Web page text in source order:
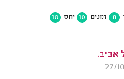
8 זמנים 10 יחס 10
אביב.